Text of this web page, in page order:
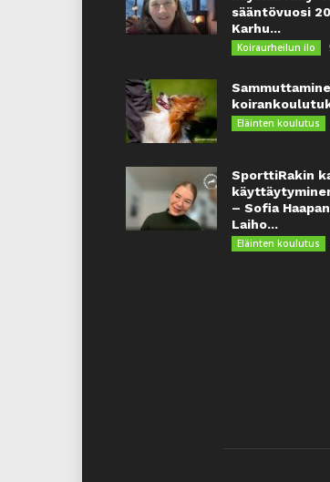
sääntövuosi
Karhu...
Koiraurheilun ilo
Eläinten koulutus
SporttiRakin
– Sofia
Laiho...
Eläinten koulutus